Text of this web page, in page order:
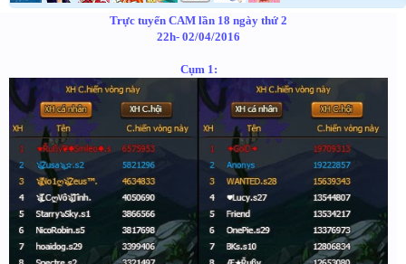
Trực tuyến CAM lần 18 ngày thứ 2
22h- 02/04/2016
Cụm 1: